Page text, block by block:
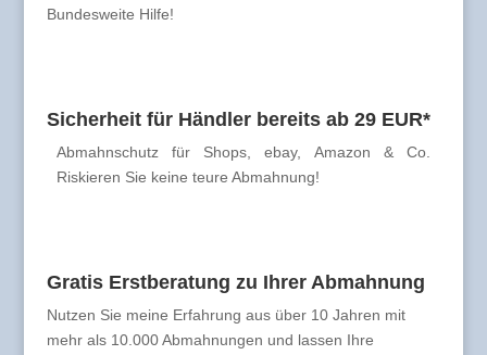
Bundesweite Hilfe!
Sicherheit für Händler bereits ab 29 EUR*
Abmahnschutz für Shops, ebay, Amazon & Co.
Riskieren Sie keine teure Abmahnung!
Gratis Erstberatung zu Ihrer Abmahnung
Nutzen Sie meine Erfahrung aus über 10 Jahren mit
mehr als 10.000 Abmahnungen und lassen Ihre